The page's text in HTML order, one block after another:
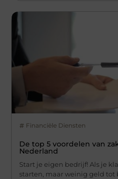
Financiële Diensten
De top 5 voordelen van
Nederland
Start je eigen bedrijf! Als je
starten, maar weinig geld tot